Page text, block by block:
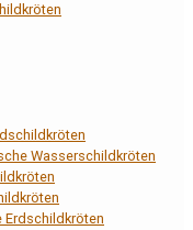
Wasserschildkröten
Erdschildkröten